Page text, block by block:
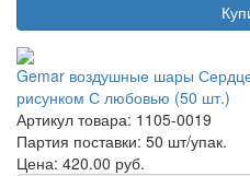
Gemar воздушные шары
рисунком С любовью (50 шт.)
Артикул товара: 1105-0019
Партия поставки: 50 шт/упак.
Цена: 420.00 руб.